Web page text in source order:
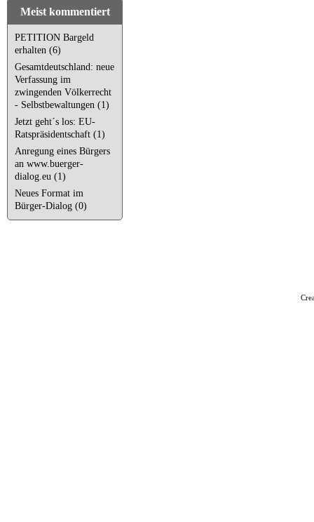
Meist kommentiert
PETITION Bargeld
erhalten (6)
Gesamtdeutschland: neue
Verfassung im
zwingenden Völkerrecht
- Selbstbewaltungen (1)
Jetzt geht´s los: EU-
Ratspräsidentschaft (1)
Anregung eines Bürgers
an www.buerger-
dialog.eu (1)
Neues Format im
Bürger-Dialog (0)